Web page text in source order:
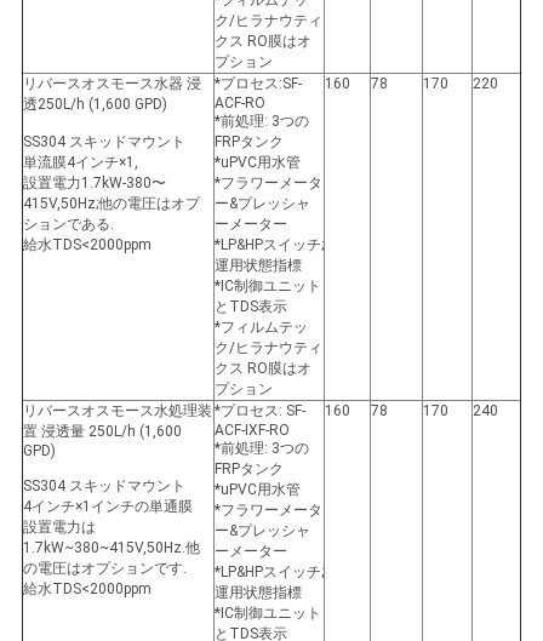
ク/ヒラナウティ
クス RO膜はオ
プション
リバースオスモース水器 浸
透250L/h (1,600 GPD)
SS304 スキッドマウント
単流膜4インチ×1 ,
設置電力1.7kW-380〜
415V,50Hz;他の電圧はオプ
ションである.
給水TDS<2000ppm
*プロセス:SF-
ACF-RO
*前処理: 3つの
FRPタンク
*uPVC用水管
*フラワーメータ
ー&プレッシャ
ーメーター
*LP&HPスイッチ;
運用状態指標
*IC制御ユニット
とTDS表示
*フィルムテッ
ク/ヒラナウティ
クス RO膜はオ
プション
160 78 170 220
リバースオスモース水処理装
置 浸透量 250L/h (1,600
GPD)
SS304 スキッドマウント
4インチ×1インチの単通膜
設置電力は
1.7kW~380~415V,50Hz.他
の電圧はオプションです.
給水TDS<2000ppm
*プロセス: SF-
ACF-IXF-RO
*前処理: 3つの
FRPタンク
*uPVC用水管
*フラワーメータ
ー&プレッシャ
ーメーター
*LP&HPスイッチ;
運用状態指標
*IC制御ユニット
とTDS表示
160 78 170 240